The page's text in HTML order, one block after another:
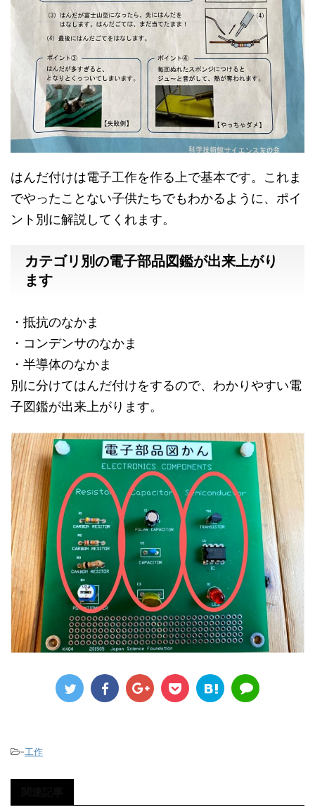
はんだ付けは電子工作を作る上で基本です。これま
でやったことない子供たちでもわかるように、ポイ
ント別に解説してくれます。
カテゴリ別の電子部品図鑑が出来上がり
ます
・抵抗のなかま
・コンデンサのなかま
・半導体のなかま
別に分けてはんだ付けをするので、わかりやすい電
子図鑑が出来上がります。
-工作